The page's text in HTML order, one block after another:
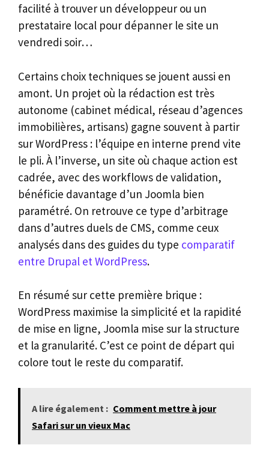
facilité à trouver un développeur ou un
prestataire local pour dépanner le site un
vendredi soir…
Certains choix techniques se jouent aussi en
amont. Un projet où la rédaction est très
autonome (cabinet médical, réseau d’agences
immobilières, artisans) gagne souvent à partir
sur WordPress : l’équipe en interne prend vite
le pli. À l’inverse, un site où chaque action est
cadrée, avec des workflows de validation,
bénéficie davantage d’un Joomla bien
paramétré. On retrouve ce type d’arbitrage
dans d’autres duels de CMS, comme ceux
analysés dans des guides du type comparatif
entre Drupal et WordPress.
En résumé sur cette première brique :
WordPress maximise la simplicité et la rapidité
de mise en ligne, Joomla mise sur la structure
et la granularité. C’est ce point de départ qui
colore tout le reste du comparatif.
A lire également : Comment mettre à jour
Safari sur un vieux Mac